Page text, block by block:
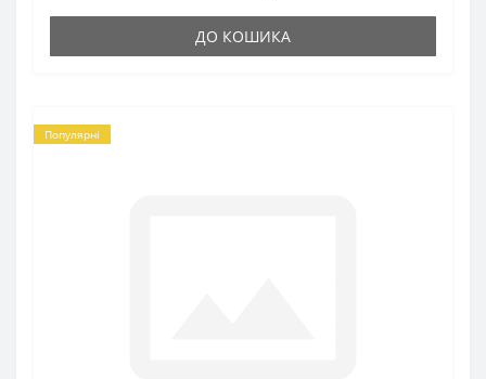
ДО КОШИКА
Популярні